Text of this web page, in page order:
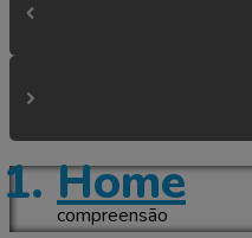
Home
compreensão